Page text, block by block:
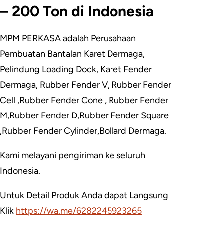
– 200 Ton di Indonesia
MPM PERKASA adalah Perusahaan
Pembuatan Bantalan Karet Dermaga,
Pelindung Loading Dock, Karet Fender
Dermaga, Rubber Fender V, Rubber Fender
Cell ,Rubber Fender Cone , Rubber Fender
M,Rubber Fender D,Rubber Fender Square
,Rubber Fender Cylinder,Bollard Dermaga.
Kami melayani pengiriman ke seluruh
Indonesia.
Untuk Detail Produk Anda dapat Langsung
Klik https://wa.me/6282245923265